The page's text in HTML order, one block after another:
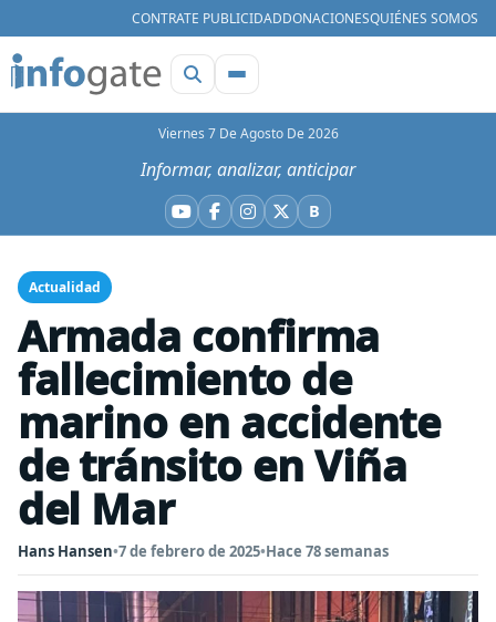
CONTRATE PUBLICIDADDONACIONESQUIÉNES SOMOS
Viernes 7 De Agosto De 2026
Informar, analizar, anticipar
YouTube
Facebook
Instagram
X BBluesky
Actualidad
Armada confirma
fallecimiento de
marino en accidente
de tránsito en Viña
del Mar
Hans Hansen•7 de febrero de 2025•Hace 78 semanas